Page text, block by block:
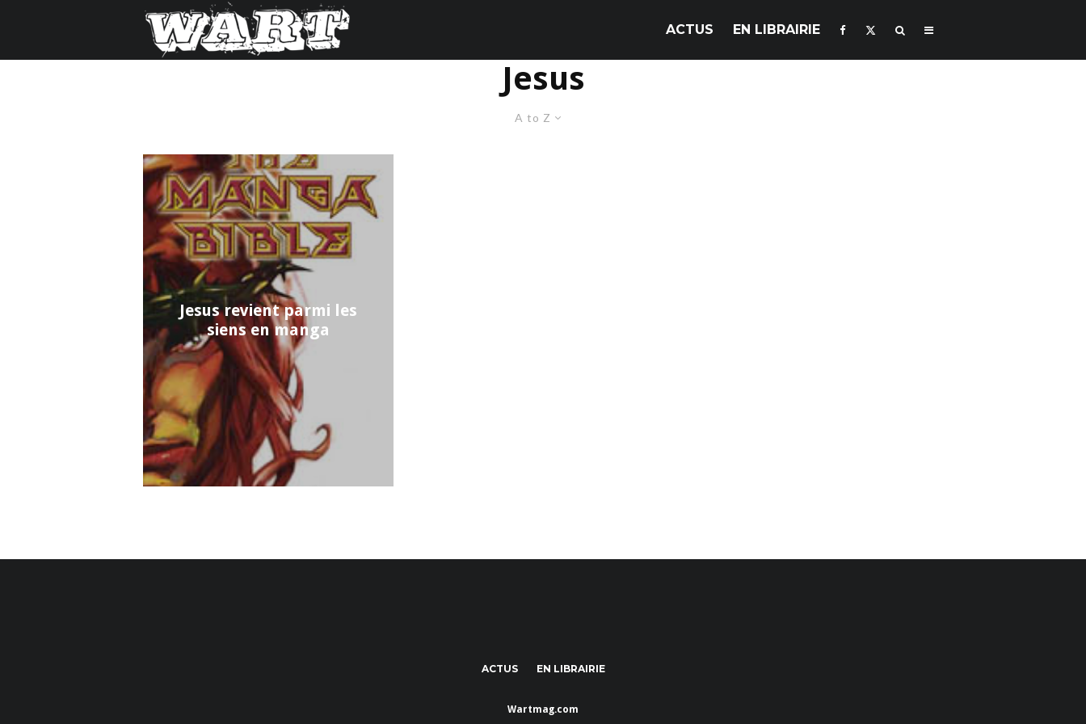
ACTUS EN LIBRAIRIE
Jesus
A to Z
Jesus revient parmi les
siens en manga
ACTUS EN LIBRAIRIE
Wartmag.com